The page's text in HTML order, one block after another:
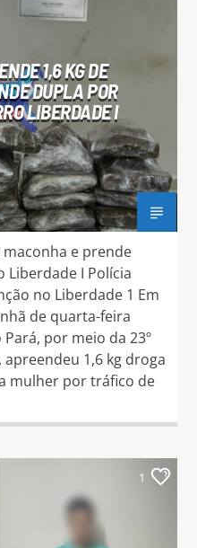
1,6 KG DE
DUPLA POR
LIBERDADE I
maconha e prende
I Polícia
no Liberdade 1 Em
de quarta-feira
por meio da 23º
1,6 kg droga
mulher por tráfico de
1